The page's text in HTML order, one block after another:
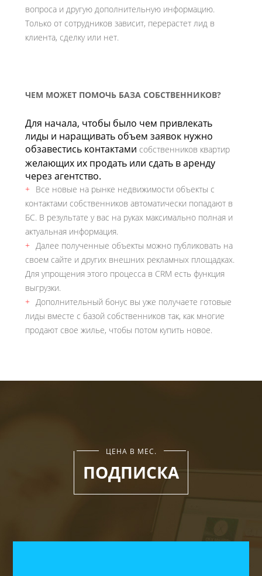
вопроса и другую дополнительную информацию.
Только от сотрудников зависит, перерастет лид в
клиента, сделку или нет.
ЧЕМ МОЖЕТ ПОМОЧЬ БАЗА СОБСТВЕННИКОВ?
Для начала, чтобы было чем привлекать
лиды и наращивать объем заявок нужно
обзавестись контактами собственников квартир
желающих их продать или сдать в аренду
через агентство.
Все новые на рынке недвижимости объекты с
контактами собственников автоматически попадают в
БС. В результате у вас на руках максимально полная и
актуальная информация.
Далее полученные объекты можно публиковать на
своем сайте и других внешних рекламных площадках.
Для упрощения этого процесса в CRM есть функция
выгрузки.
Дополнительный бонус вы уже получаете готовые
лиды вместе с базой собственников так, как многие
продают свое жилье, чтобы потом купить новое.
ЦЕНА В МЕС.
ПОДПИСКА